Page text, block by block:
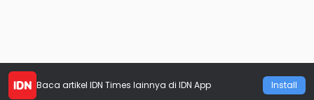
Baca artikel IDN Times lainnya di IDN App Install